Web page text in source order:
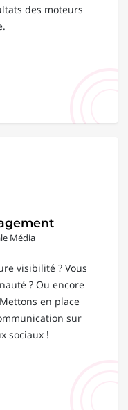
des moteurs
Média
visibilité ? Vous
? Ou encore
en place
sur
sociaux !